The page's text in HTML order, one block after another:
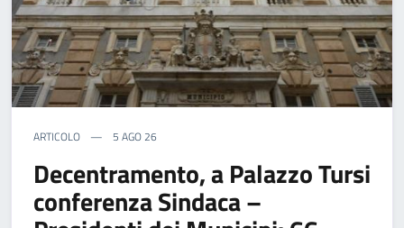
ARTICOLO 5 AGO 26
Decentramento, a Palazzo Tursi
conferenza Sindaca –